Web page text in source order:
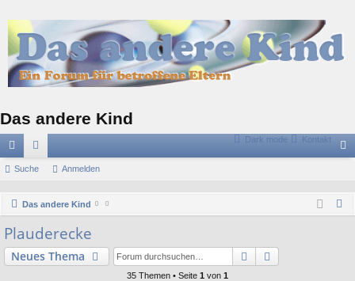
Das andere Kind
ch
llz
ug
riff
or
Dark mode Kontakt
el
Suche Anmelden
Das andere Kind
Plauderecke
Neues Thema Suche
35 Themen • Seite 1 von 1